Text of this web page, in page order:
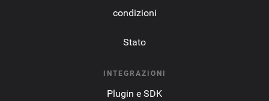
condizioni
Stato
INTEGRAZIONI
Plugin e SDK